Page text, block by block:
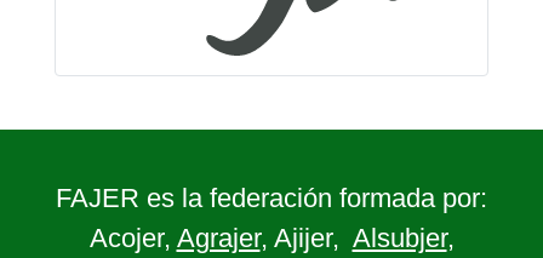
FAJER es la federación formada por:
Acojer, Agrajer, Ajijer, Alsubjer,